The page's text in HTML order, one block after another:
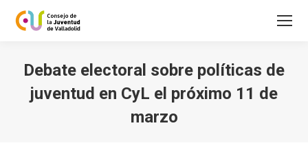
Debate electoral sobre políticas de
juventud en CyL el próximo 11 de
marzo